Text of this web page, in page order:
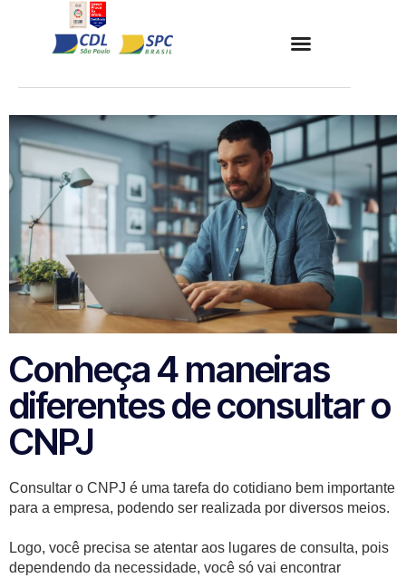
Conheça 4 maneiras
diferentes de consultar o
CNPJ
Consultar o CNPJ é uma tarefa do cotidiano bem importante
para a empresa, podendo ser realizada por diversos meios.
Logo, você precisa se atentar aos lugares de consulta, pois
dependendo da necessidade, você só vai encontrar